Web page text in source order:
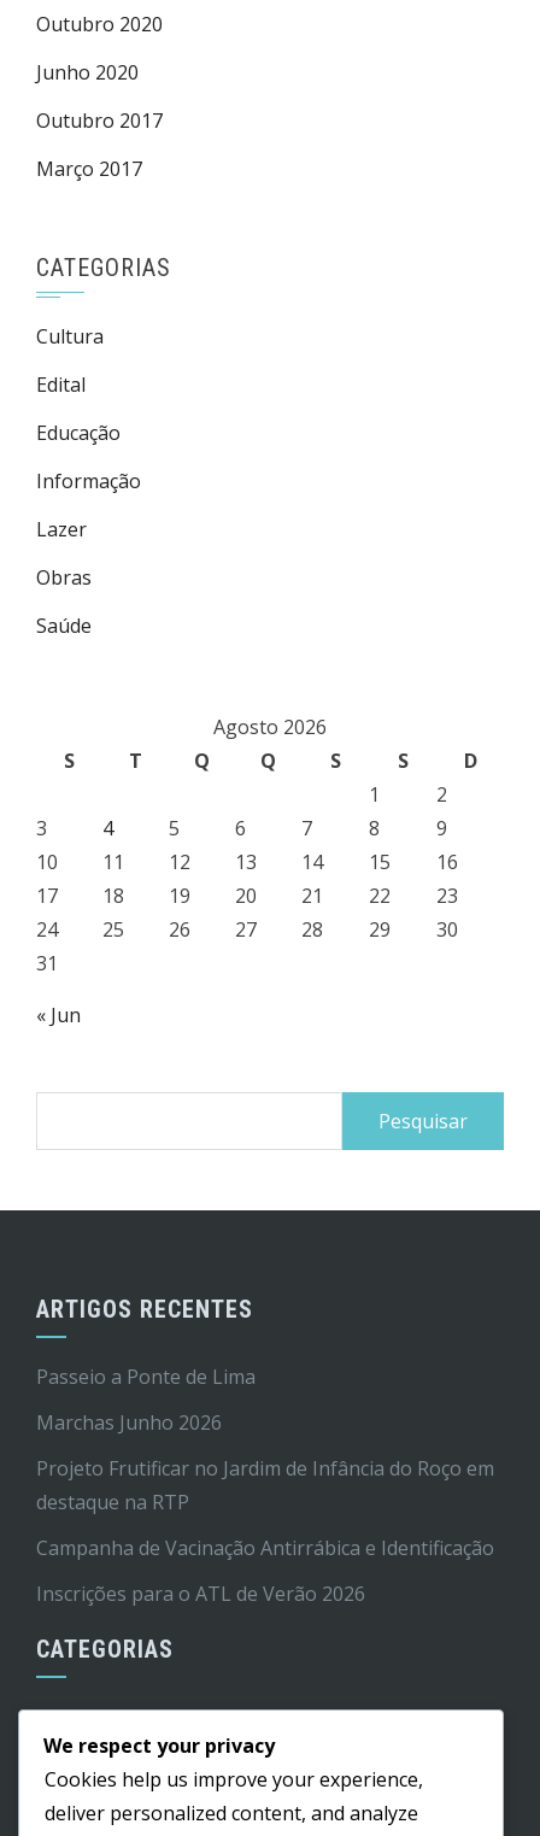
Outubro 2020
Junho 2020
Outubro 2017
Março 2017
CATEGORIAS
Cultura
Edital
Educação
Informação
Lazer
Obras
Saúde
Agosto 2026
S
T Q Q S S
D
1
2
3
4 5 6 7 8
9
10
11 12 13 14 15
16
17
18 19 20 21 22
23
24
25 26 27 28 29
30
31
« Jun
ARTIGOS RECENTES
Passeio a Ponte de Lima
Marchas Junho 2026
Projeto Frutificar no Jardim de Infância do Roço em
destaque na RTP
Campanha de Vacinação Antirrábica e Identificação
Inscrições para o ATL de Verão 2026
CATEGORIAS
Cultura
Educação
We respect your privacy
Cookies help us improve your experience,
deliver personalized content, and analyze